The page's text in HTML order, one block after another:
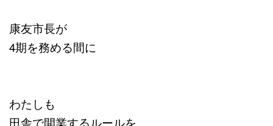
康友市長が
4期を務める間に
わたしも
田舎で開業するルールを